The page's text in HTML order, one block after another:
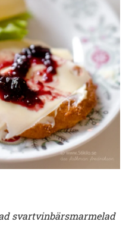
svartvinbärsmarmelad